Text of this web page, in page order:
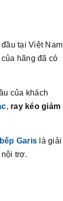
tại Việt Nam
hãng đã có
của khách
, ray kéo giảm
Garis là giải
trợ.